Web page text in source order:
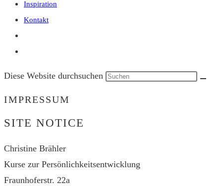
Inspiration
Kontakt
Diese Website durchsuchen
IMPRESSUM
SITE NOTICE
Christine Brähler
Kurse zur Persönlichkeitsentwicklung
Fraunhoferstr. 22a